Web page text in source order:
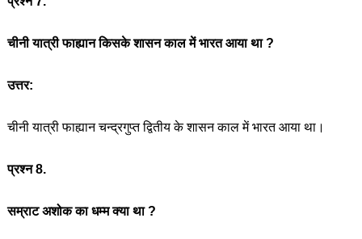
चीनी यात्री फाह्यान किसके शासन काल में भारत आया था ?
उत्तर:
चीनी यात्री फाह्यान चन्द्रगुप्त द्वितीय के शासन काल में भारत आया था।
प्रश्न 8.
सम्राट अशोक का धम्म क्या था ?